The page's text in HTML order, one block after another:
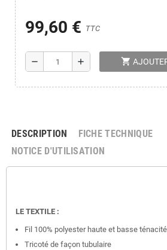
99,60 € TTC
remove add shopping_cart
DESCRIPTION
FICHE TECHNIQUE
NOTICE D'UTILISATION
LE TEXTILE :
Fil 100% polyester haute et basse
Tricoté de façon tubulaire